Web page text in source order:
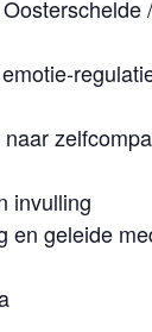
invulling
en geleide